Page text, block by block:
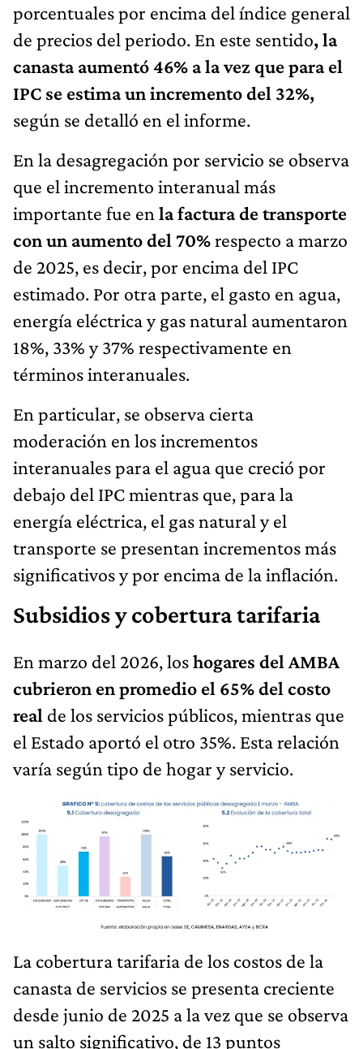
porcentuales por encima del índice general
de precios del periodo. En este sentido, la
canasta aumentó 46% a la vez que para el
IPC se estima un incremento del 32%,
según se detalló en el informe.
En la desagregación por servicio se observa
que el incremento interanual más
importante fue en la factura de transporte
con un aumento del 70%respecto a marzo
de 2025, es decir, por encima del IPC
estimado. Por otra parte, el gasto en agua,
energía eléctrica y gas natural aumentaron
18%, 33% y 37% respectivamente en
términos interanuales.
En particular, se observa cierta
moderación en los incrementos
interanuales para el agua que creció por
debajo del IPC mientras que, para la
energía eléctrica, el gas natural y el
transporte se presentan incrementos más
significativos y por encima de la inflación.
Subsidios y cobertura tarifaria
En marzo del 2026, loshogares del AMBA
cubrieron en promedio el 65% del costo
real de los servicios públicos, mientras que
el Estado aportó el otro 35%. Esta relación
varía según tipo de hogar y servicio.
La cobertura tarifaria de los costos de la
canasta de servicios se presenta creciente
desde junio de 2025 a la vez que se observa
un salto significativo, de 13 puntos